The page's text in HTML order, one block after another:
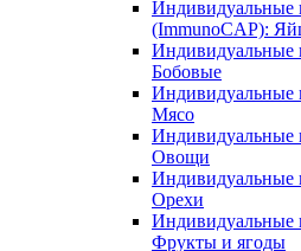
Индивидуальные
(ImmunoCAP):
Индивидуальные
Бобовые
Индивидуальные
Мясо
Индивидуальные
Овощи
Индивидуальные
Орехи
Индивидуальные
Фрукты и ягоды